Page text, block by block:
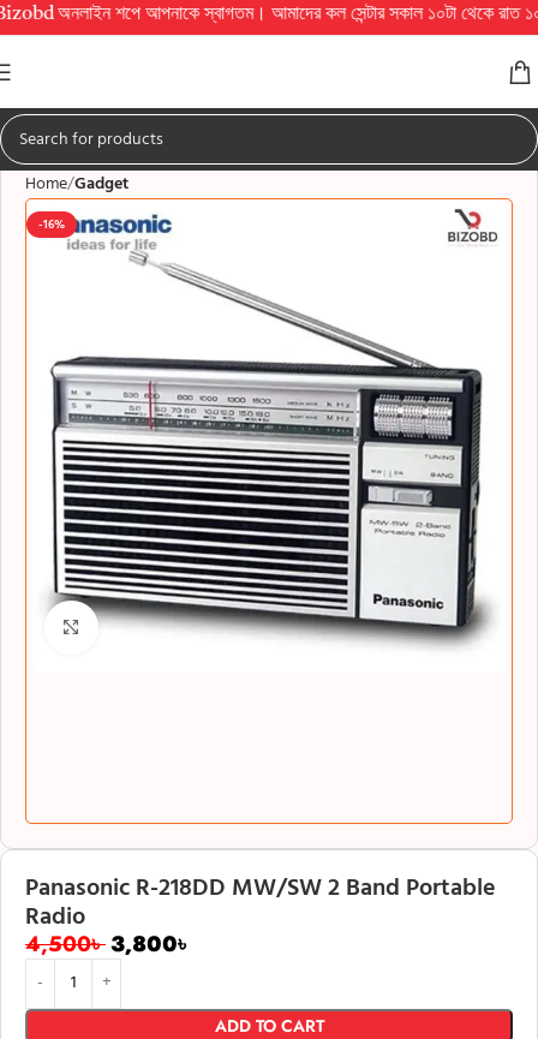
শপে আপনাকে স্বাগতম। আমাদের কল সেন্টার সকাল ১০টা থেকে রাত ১০টা
Home Gadget
-16%
Click to enlarge
Panasonic R-218DD MW/SW 2 Band Portable
Radio
4,500৳3,800৳
ADD TO CART